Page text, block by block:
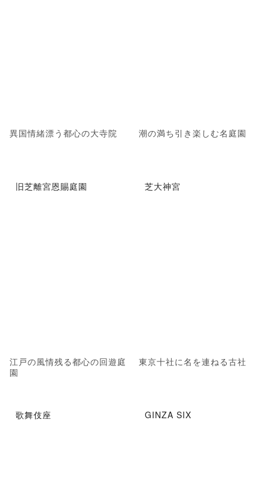
異国情緒漂う都心の大寺院 潮の満ち引き楽しむ名庭園
旧芝離宮恩賜庭園
江戸の風情残る都心の回遊庭
園
芝大神宮
東京十社に名を連ねる古社
歌舞伎座 GINZA SIX